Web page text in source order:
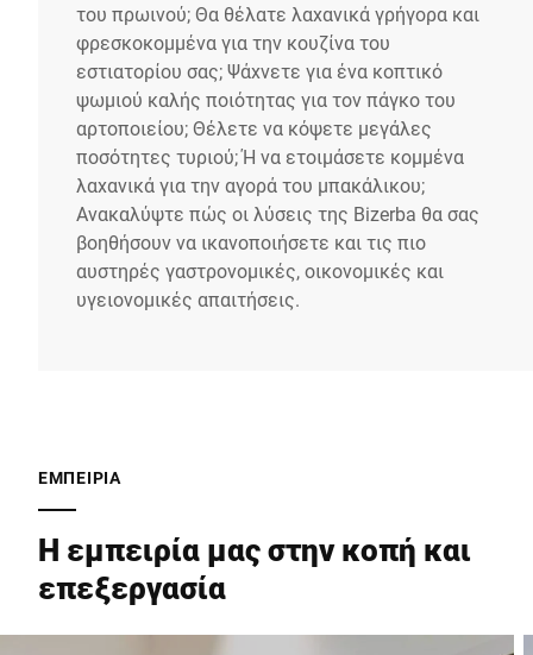
του πρωινού; Θα θέλατε λαχανικά γρήγορα και
φρεσκοκομμένα για την κουζίνα του
εστιατορίου σας; Ψάχνετε για ένα κοπτικό
ψωμιού καλής ποιότητας για τον πάγκο του
αρτοποιείου; Θέλετε να κόψετε μεγάλες
ποσότητες τυριού; Ή να ετοιμάσετε κομμένα
λαχανικά για την αγορά του μπακάλικου;
Ανακαλύψτε πώς οι λύσεις της Bizerba θα σας
βοηθήσουν να ικανοποιήσετε και τις πιο
αυστηρές γαστρονομικές, οικονομικές και
υγειονομικές απαιτήσεις.
ΕΜΠΕΙΡΊΑ
Η εμπειρία μας στην κοπή και
επεξεργασία